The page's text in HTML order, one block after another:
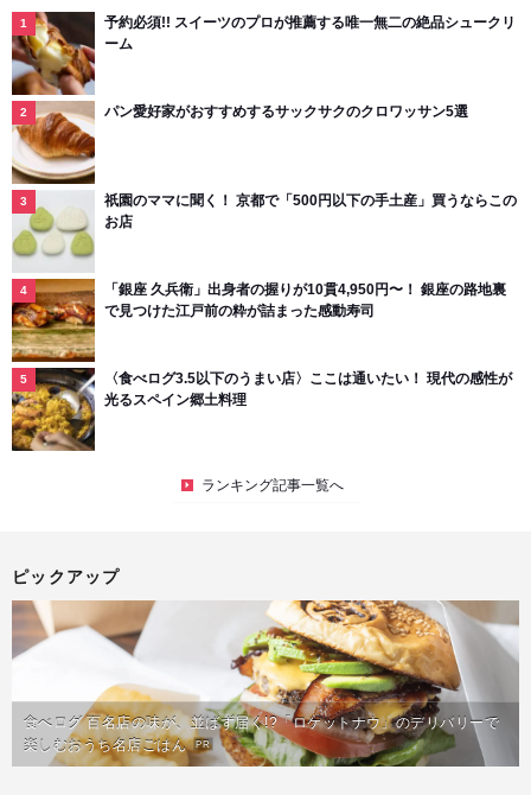
予約必須!! スイーツのプロが推薦する唯一無二の絶品シュークリ
ーム
パン愛好家がおすすめするサックサクのクロワッサン5選
祇園のママに聞く！ 京都で「500円以下の手土産」買うならこの
お店
「銀座 久兵衛」出身者の握りが10貫4,950円〜！ 銀座の路地裏
で見つけた江戸前の粋が詰まった感動寿司
〈食べログ3.5以下のうまい店〉ここは通いたい！ 現代の感性が
光るスペイン郷土料理
ランキング記事一覧へ
ピックアップ
食べログ 百名店の味が、並ばず届く!?「ロケットナウ」のデリバリーで
楽しむおうち名店ごはん PR